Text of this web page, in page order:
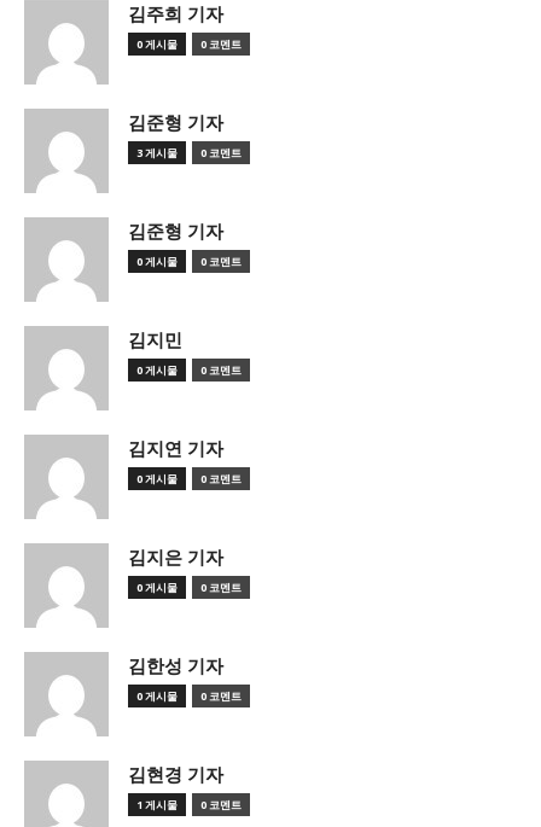
김주희 기자
0 게시물 0 코멘트
김준형 기자
3 게시물 0 코멘트
김준형 기자
0 게시물 0 코멘트
김지민
0 게시물 0 코멘트
김지연 기자
0 게시물 0 코멘트
김지은 기자
0 게시물 0 코멘트
김한성 기자
0 게시물 0 코멘트
김현경 기자
1 게시물 0 코멘트